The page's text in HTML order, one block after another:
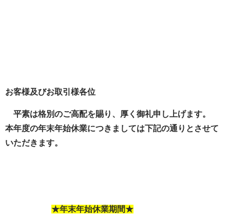
お客様及びお取引様各位
平素は格別のご高配を賜り、厚く御礼申し上げます。
本年度の年末年始休業につきましては下記の通りとさせて
いただきます。
★年末年始休業期間★